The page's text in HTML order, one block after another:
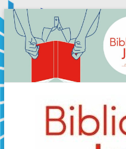
Skip
content